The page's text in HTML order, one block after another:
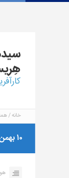
خانه
۱۰ بهمن ۱۳۹۶